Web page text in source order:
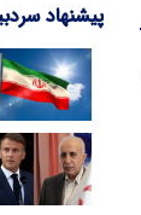
پیشنهاد